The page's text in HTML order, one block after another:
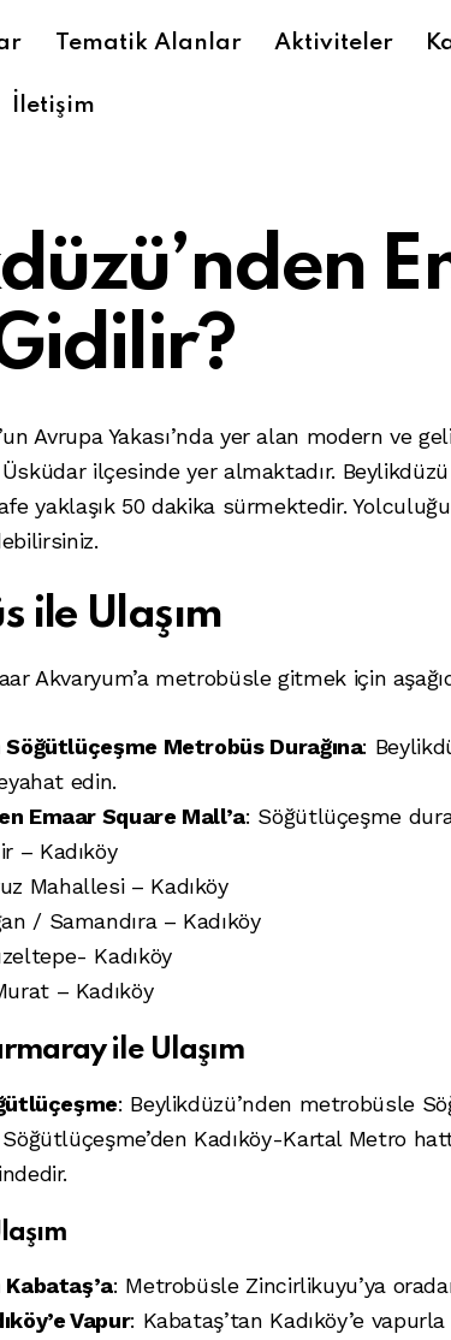
Tematik Alanlar Aktiviteler
İletişim
Avrupa Yakası’nda yer alan modern ve
Üsküdar ilçesinde yer almaktadır.
yaklaşık 50 dakika sürmektedir.
ile Ulaşım
Akvaryum’a metrobüsle gitmek için
Söğütlüçeşme Metrobüs Durağına:
edin.
Emaar Square Mall’a: Söğütlüçeşme
– Kadıköy
Mahallesi – Kadıköy
/ Samandıra – Kadıköy
Kadıköy
– Kadıköy
ile Ulaşım
: Beylikdüzü’nden metrobüsle
Kadıköy-Kartal Metro
: Metrobüsle Zincirlikuyu’ya
Vapur: Kabataş’tan Kadıköy’e